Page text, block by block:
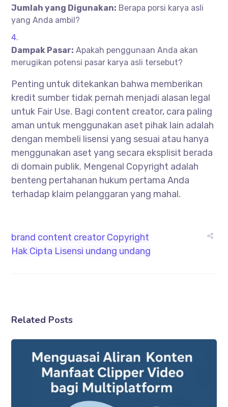
Jumlah yang Digunakan: Berapa porsi karya asli
yang Anda ambil?
Dampak Pasar: Apakah penggunaan Anda akan
merugikan potensi pasar karya asli tersebut?
Penting untuk ditekankan bahwa memberikan
kredit sumber tidak pernah menjadi alasan legal
untuk Fair Use. Bagi content creator, cara paling
aman untuk menggunakan aset pihak lain adalah
dengan membeli lisensi yang sesuai atau hanya
menggunakan aset yang secara eksplisit berada
di domain publik. Mengenal Copyright adalah
benteng pertahanan hukum pertama Anda
terhadap klaim pelanggaran yang mahal.
brand content creator Copyright
Hak Cipta Lisensi undang undang
Related Posts